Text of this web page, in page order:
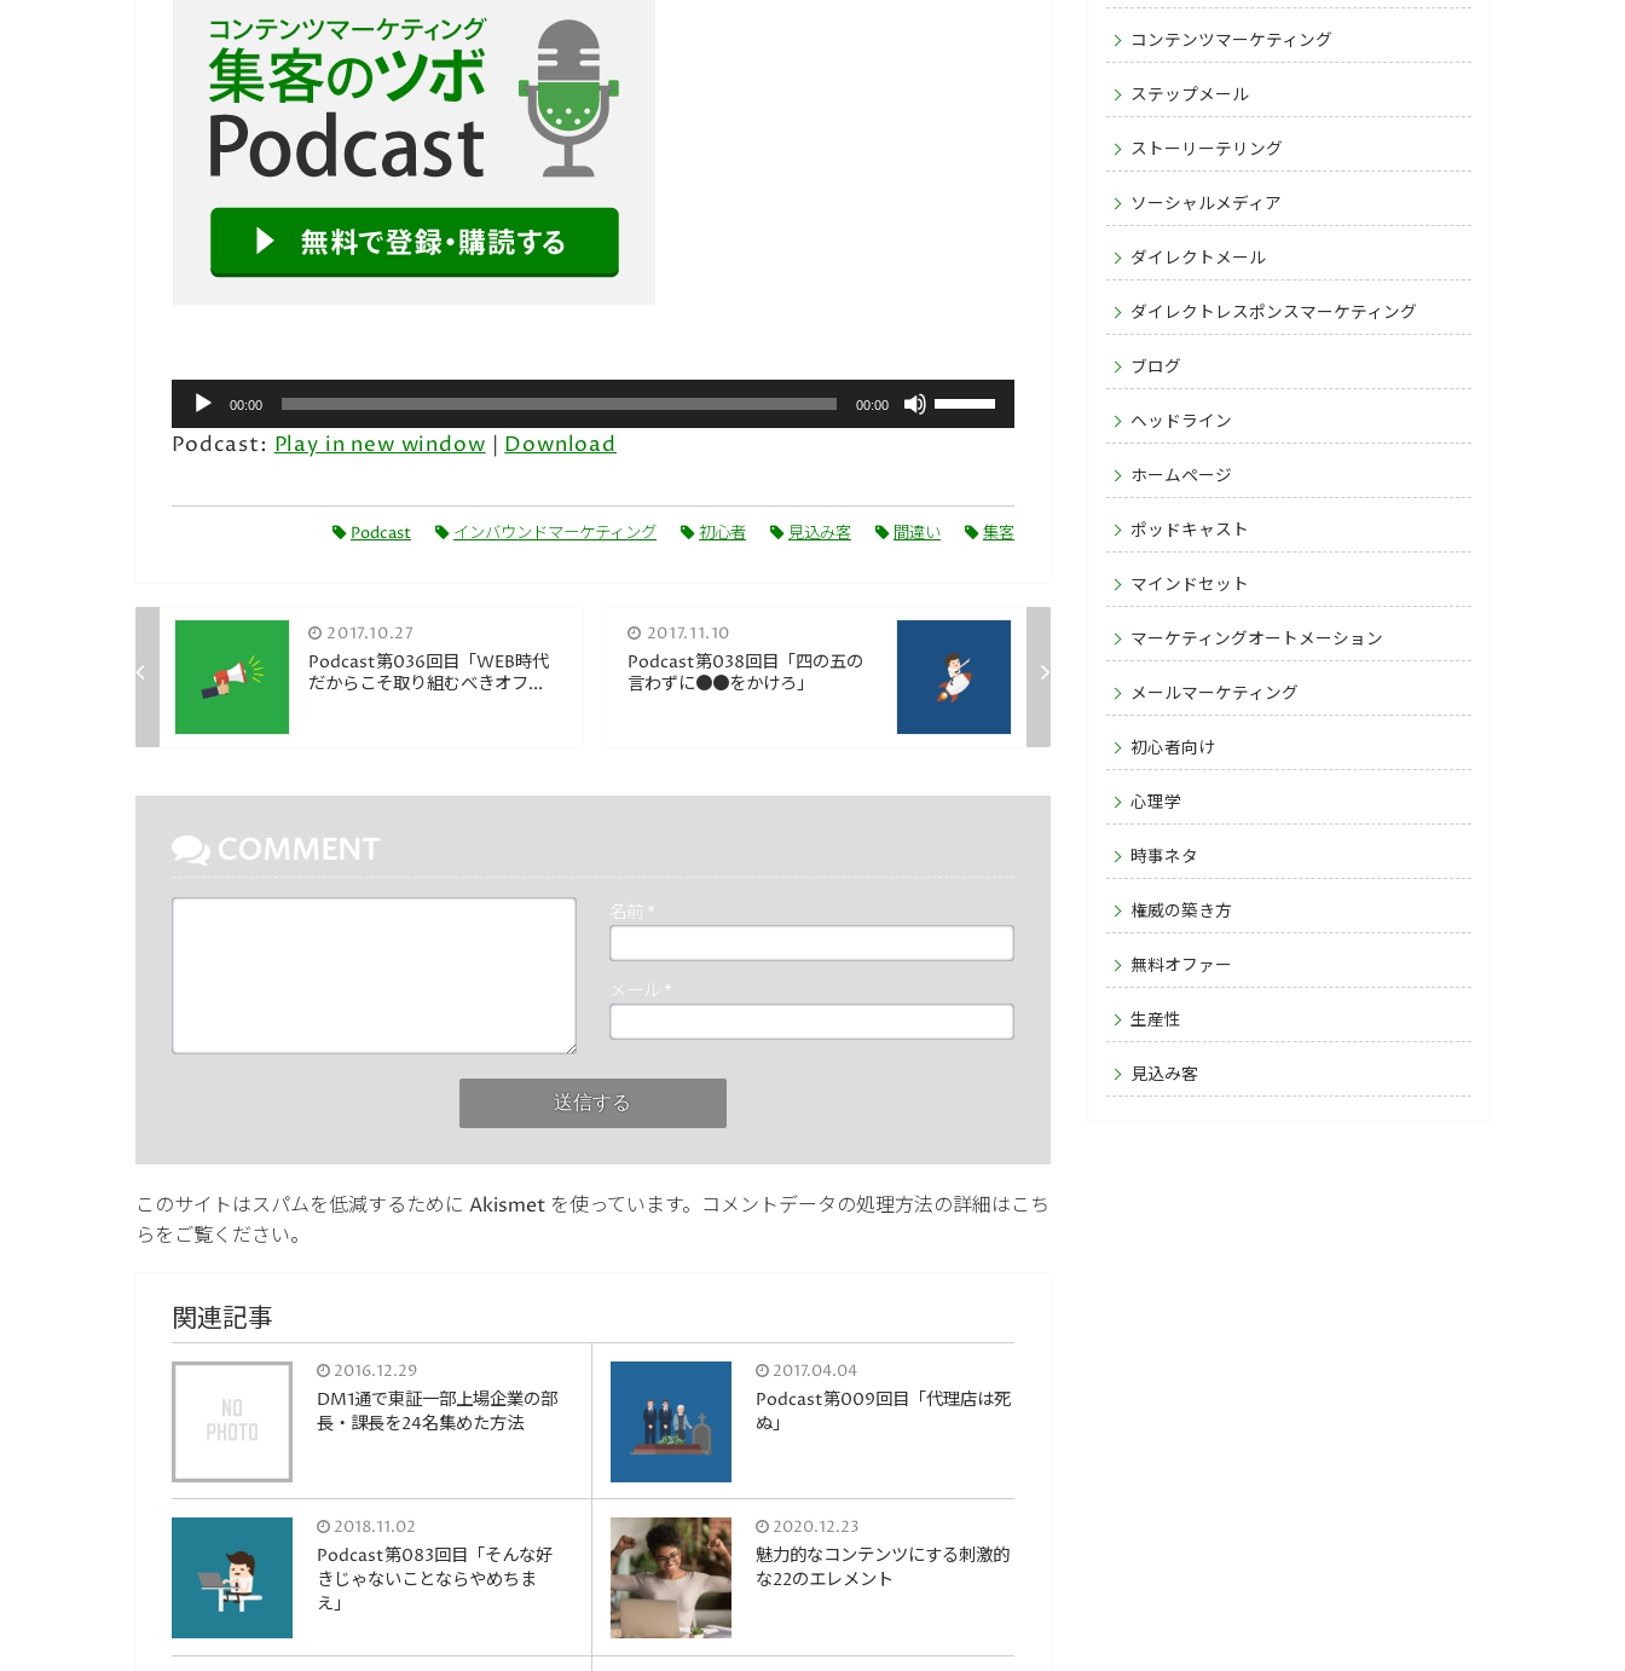
声
プ
00:00 00:00
ム
調
下
矢
く
い。
Podcast: Play in new window Download
Podcast インバウンドマーケティング 初心者 見込み客 間違い 集客
2017.10.27
Podcast第036回目「WEB時代
だからこそ取り組むべきオフ...
2017.11.10
Podcast第038回目「四の五の
言わずに●●をかけろ」
COMMENT
名前 *
メール *
このサイトはスパムを低減するために Akismet を使っています。 コメントデータの処理方法の詳細はこち
らをご覧ください。
関連記事
2016.12.29
DM1通で東証一部上場企業の部
長・課長を24名集めた方法
2017.04.04
Podcast第009回目「代理店は死
ぬ」
2018.11.02
Podcast第083回目「そんな好
きじゃないことならやめちま
え」
2020.12.23
魅力的なコンテンツにする刺激的
な22のエレメント
コンテンツマーケティング
ステップメール
ストーリーテリング
ソーシャルメディア
ダイレクトメール
ダイレクトレスポンスマーケティング
ブログ
ヘッドライン
ホームページ
ポッドキャスト
マインドセット
マーケティングオートメーション
メールマーケティング
初心者向け
心理学
時事ネタ
権威の築き方
無料オファー
生産性
見込み客